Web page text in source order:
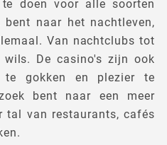
doen voor alle soorten
naar het nachtleven,
Van nachtclubs tot
De casino's zijn ook
te gokken en plezier te
bent naar een meer
tal van restaurants, cafés